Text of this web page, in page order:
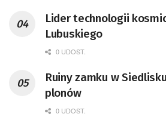
doktor habilitowany
koordynator Rady
Kompetencji Przemysłu
Badań Kosmicznych i
Lider technologii
Lubuskiego
0 UDOST.
Ruiny zamku w
plonów
0 UDOST.